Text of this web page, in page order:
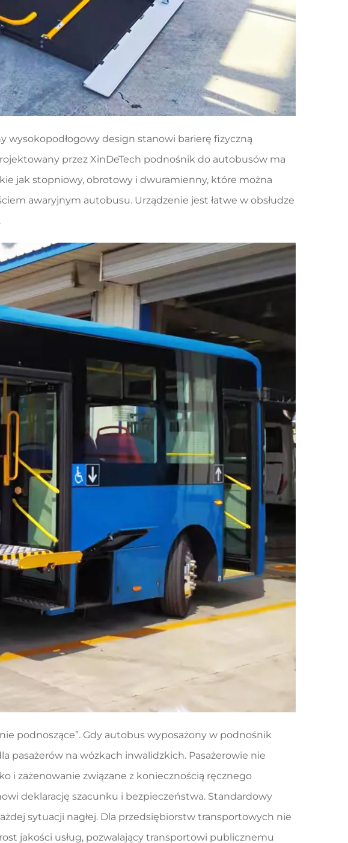
design stanowi barierę fizyczną
przez XinDeTech podnośnik do autobusów ma
jak stopniowy, obrotowy i dwuramienny, które można
awaryjnym autobusu. Urządzenie jest łatwe w obsłudze
podnoszące”. Gdy autobus wyposażony w podnośnik
pasażerów na wózkach inwalidzkich. Pasażerowie nie
i zażenowanie związane z koniecznością ręcznego
deklarację szacunku i bezpieczeństwa. Standardowy
sytuacji nagłej. Dla przedsiębiorstw transportowych nie
jakości usług, pozwalający transportowi publicznemu